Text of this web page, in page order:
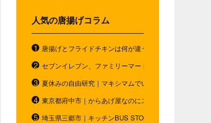
人気の唐揚げコラム
唐揚げとフライドチキンは何が違う？唐揚げと"唐揚げ
セブンイレブン、ファミリーマート、ローソン。コン
夏休みの自由研究｜マキシマムでいつもと違う唐揚げを
東京都府中市｜からあげ屋なのにスムージー｜ダシベ
埼玉県三郷市｜キッチンBUS STOP｜お弁当の概念を